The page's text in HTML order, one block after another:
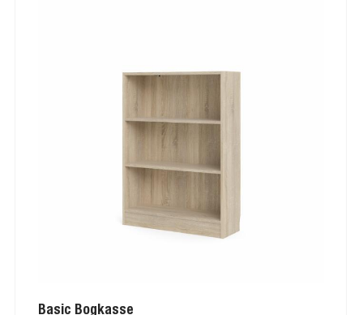
Basic Bogkasse